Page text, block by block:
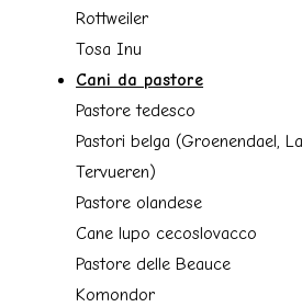
Rottweiler
Tosa Inu
Cani da pastore
Pastore tedesco
Pastori belga (Groenendael,
Tervueren)
Pastore olandese
Cane lupo cecoslovacco
Pastore delle Beauce
Komondor